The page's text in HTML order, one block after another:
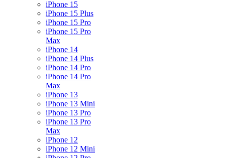
iPhone 15
iPhone 15 Plus
iPhone 15 Pro
iPhone 15 Pro
Max
iPhone 14
iPhone 14 Plus
iPhone 14 Pro
iPhone 14 Pro
Max
iPhone 13
iPhone 13 Mini
iPhone 13 Pro
iPhone 13 Pro
Max
iPhone 12
iPhone 12 Mini